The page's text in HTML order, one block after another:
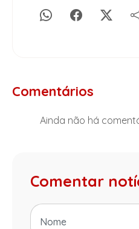
Comentários
Ainda não há
Comentar